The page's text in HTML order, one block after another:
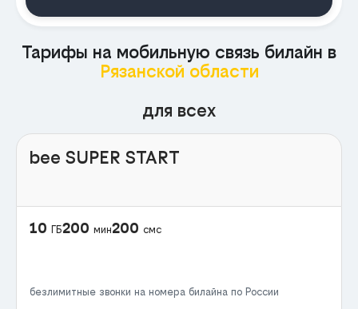
Тарифы на мобильную связь билайн в
Рязанской области
для всех
bee SUPER START
10 ГБ200 мин200 смс
безлимитные звонки на номера билайна по России